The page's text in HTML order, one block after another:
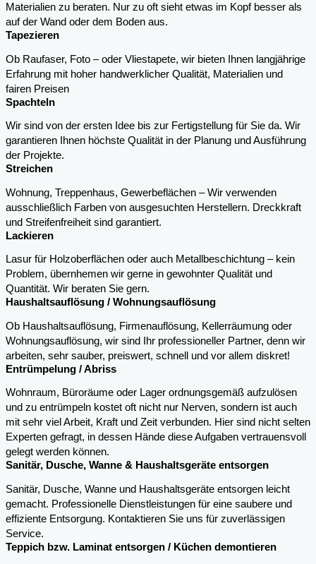
Materialien zu beraten. Nur zu oft sieht etwas im Kopf besser als
auf der Wand oder dem Boden aus.
Tapezieren
Ob Raufaser, Foto – oder Vliestapete, wir bieten Ihnen langjährige
Erfahrung mit hoher handwerklicher Qualität, Materialien und
fairen Preisen
Spachteln
Wir sind von der ersten Idee bis zur Fertigstellung für Sie da. Wir
garantieren Ihnen höchste Qualität in der Planung und Ausführung
der Projekte.
Streichen
Wohnung, Treppenhaus, Gewerbeflächen – Wir verwenden
ausschließlich Farben von ausgesuchten Herstellern. Dreckkraft
und Streifenfreiheit sind garantiert.
Lackieren
Lasur für Holzoberflächen oder auch Metallbeschichtung – kein
Problem, übernhemen wir gerne in gewohnter Qualität und
Quantität. Wir beraten Sie gern.
Haushaltsauflösung / Wohnungsauflösung
Ob Haushaltsauflösung, Firmenauflösung, Kellerräumung oder
Wohnungsauflösung, wir sind Ihr professioneller Partner, denn wir
arbeiten, sehr sauber, preiswert, schnell und vor allem diskret!
Entrümpelung / Abriss
Wohnraum, Büroräume oder Lager ordnungsgemäß aufzulösen
und zu entrümpeln kostet oft nicht nur Nerven, sondern ist auch
mit sehr viel Arbeit, Kraft und Zeit verbunden. Hier sind nicht selten
Experten gefragt, in dessen Hände diese Aufgaben vertrauensvoll
gelegt werden können.
Sanitär, Dusche, Wanne & Haushaltsgeräte entsorgen
Sanitär, Dusche, Wanne und Haushaltsgeräte entsorgen leicht
gemacht. Professionelle Dienstleistungen für eine saubere und
effiziente Entsorgung. Kontaktieren Sie uns für zuverlässigen
Service.
Teppich bzw. Laminat entsorgen / Küchen demontieren